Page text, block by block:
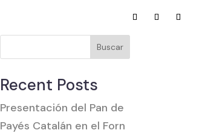
Buscar
Recent Posts
Presentación del Pan de
Payés Catalán en el Forn